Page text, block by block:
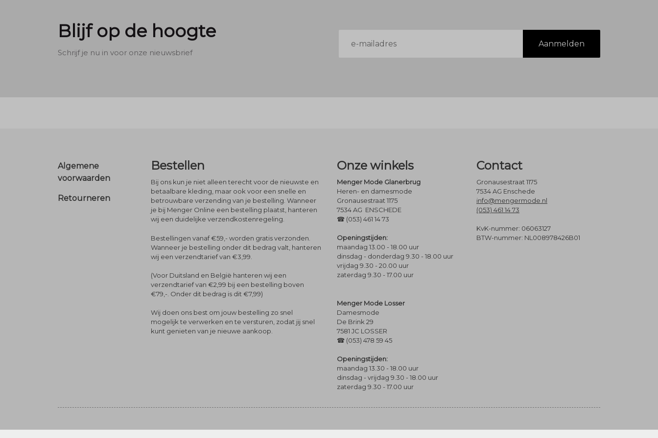
Blijf op de hoogte
Schrijf je nu in voor onze nieuwsbrief
mailadres
Aanmelden
Footer
Algemene
voorwaarden
Retourneren
Bestellen
Bij ons kun je niet alleen terecht voor de nieuwste en
betaalbare kleding, maar ook voor een snelle en
betrouwbare verzending van je bestelling. Wanneer
je bij Menger Online een bestelling plaatst, hanteren
wij een duidelijke verzendkostenregeling.
Bestellingen vanaf €59,- worden gratis verzonden.
Wanneer je bestelling onder dit bedrag valt, hanteren
wij een verzendtarief van €3,99.
(Voor Duitsland en België hanteren wij een
verzendtarief van €2,99 bij een bestelling boven
€79,-. Onder dit bedrag is dit €7,99)
Wij doen ons best om jouw bestelling zo snel
mogelijk te verwerken en te versturen, zodat jij snel
kunt genieten van je nieuwe aankoop.
Onze winkels
Menger Mode Glanerbrug
Heren- en damesmode
Gronausestraat 1175
7534 AG ENSCHEDE
☎ (053) 461 14 73
Openingstijden:
maandag 13.00 - 18.00 uur
dinsdag - donderdag 9.30 - 18.00 uur
vrijdag 9.30 - 20.00 uur
zaterdag 9.30 - 17.00 uur
Menger Mode Losser
Damesmode
De Brink 29
7581 JC LOSSER
☎ (053) 478 59 45
Openingstijden:
maandag 13.30 - 18.00 uur
dinsdag - vrijdag 9.30 - 18.00 uur
zaterdag 9.30 - 17.00 uur
Contact
Gronausestraat 1175
7534 AG Enschede
info@mengermode.nl
(053) 461 14 73
KvK-nummer: 06063127
BTW-nummer: NL008978426B01